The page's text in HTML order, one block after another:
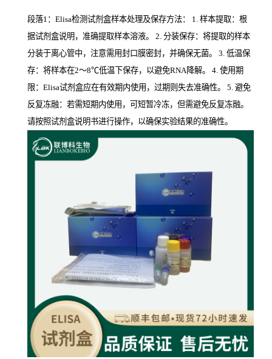
段落1：Elisa检测试剂盒样本处理及保存方法： 1. 样本提取：根
据试剂盒说明，准确提取样本溶液。 2. 分装保存：将提取的样本
分装于离心管中，注意需用封口膜密封，并确保无菌。 3. 低温保
存：将样本在2～8℃低温下保存，以避免RNA降解。 4. 使用期
限：Elisa试剂盒应在有效期内使用，过期则失去准确性。 5. 避免
反复冻融：若需短期内使用，可短暂冷冻，但需避免反复冻融。
请按照试剂盒说明书进行操作，以确保实验结果的准确性。